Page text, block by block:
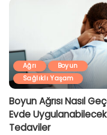
Ağrı
Boyun
Sağlıklı Yaşam
Boyun Ağrısı Nasıl
Evde Uygulanabilecek
Tedaviler